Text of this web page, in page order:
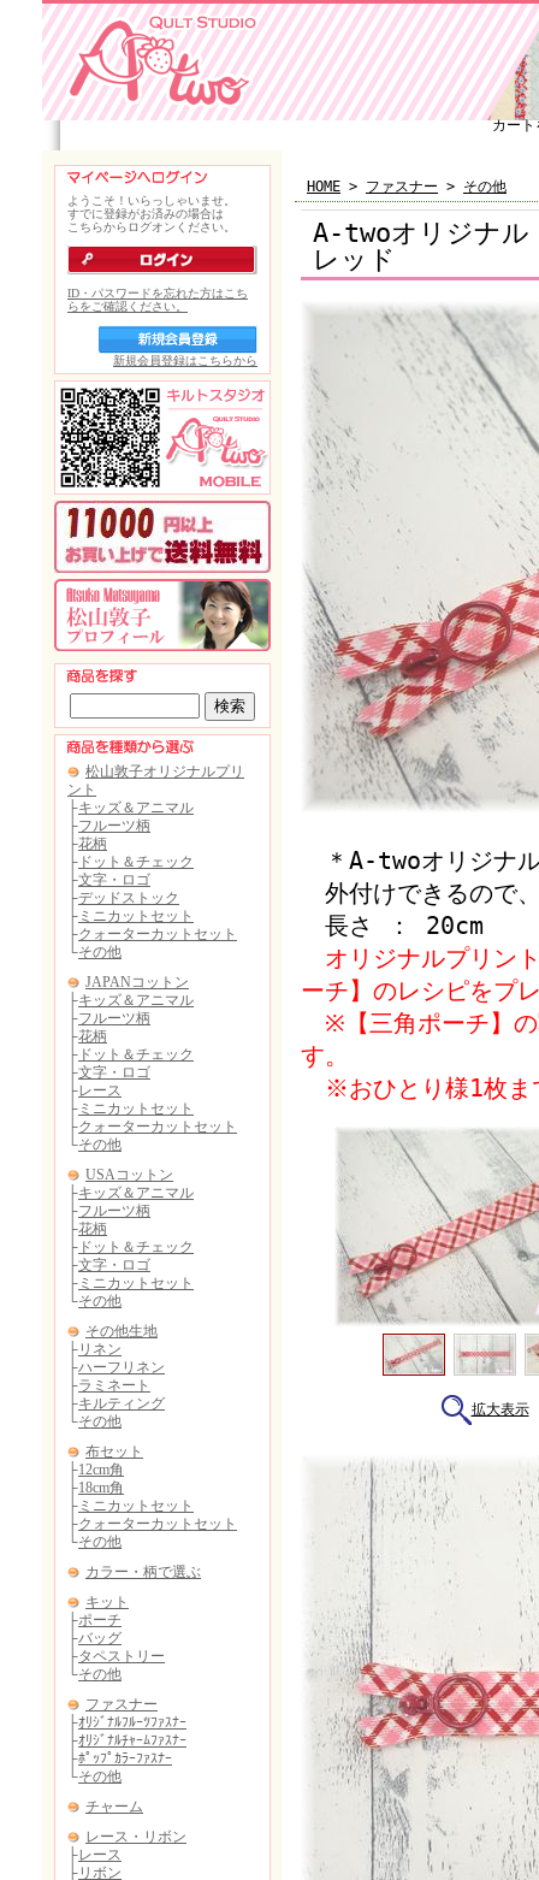
カート
HOME > ファスナー > その他
A-twoオリジナ
レッド
＊A-twoオリジナル
外付けできるので
長さ ： 20cm
オリジナルプリン
ーチ】のレシピをプ
※【三角ポーチ】の
す。
※おひとり様1枚ま
拡大表示